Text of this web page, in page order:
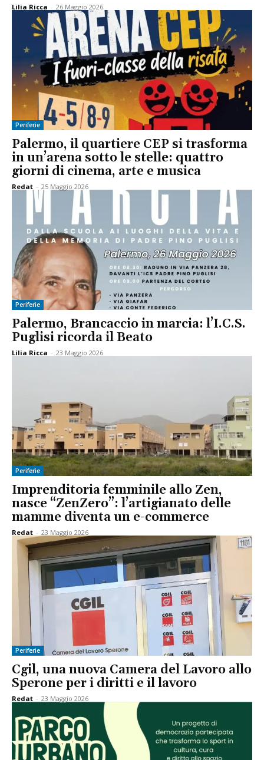
Lilia Ricca - 26 Maggio 2026
Periferie
Palermo, il quartiere CEP si trasforma
in un’arena sotto le stelle: quattro
giorni di cinema, arte e musica
Redat - 25 Maggio 2026
Periferie
Palermo, Brancaccio in marcia: l’I.C.S.
Puglisi ricorda il Beato
Lilia Ricca - 23 Maggio 2026
Periferie
Imprenditoria femminile allo Zen,
nasce “ZenZero”: l’artigianato delle
mamme diventa un e-commerce
Redat - 23 Maggio 2026
Periferie
Cgil, una nuova Camera del Lavoro allo
Sperone per i diritti e il lavoro
Redat - 23 Maggio 2026